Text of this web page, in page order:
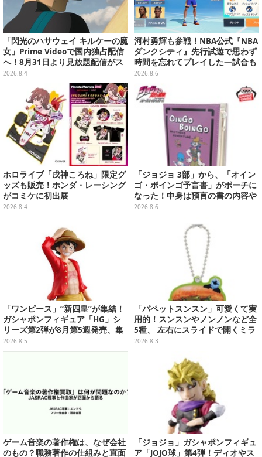
「閃光のハサウェイ キルケーの魔
女」Prime Videoで国内独占配信
へ！8月31日より見放題配信がス
タート
2026.8.4
河村勇輝も参戦！NBA公式『NBA
ダンクシティ』先行試遊で思わず
時間を忘れてプレイした―試合も
育成もバッシュ作るのも楽しいぞ
2026.8.6
ホロライブ「戌神ころね」限定グ
ッズも販売！ホンダ・レーシング
がコミケに初出展
2026.8.4
「ジョジョ 3部」から、「オイン
ゴ・ボインゴ予言書」がポーチに
なった！中身は預言の書の内容や
アニメ総柄デザインをプリント
2026.8.6
「ワンピース」“新四皇”が集結！
ガシャポンフィギュア「HG」シ
リーズ第2弾が8月第5週発売、集
めて並べたくなるクオリティ
2026.8.5
「パペットスンスン」可愛くて実
用的！スンスンやノンノンなど全
5種、 左右にスライドで開くミラ
ーがガシャポンにて発売
2026.8.3
ゲーム音楽の著作権は、なぜ会社
のもの？職務著作の仕組みと直面
「ジョジョ」ガシャポンフィギュ
ア「JOJO球」第4弾！ディオやス